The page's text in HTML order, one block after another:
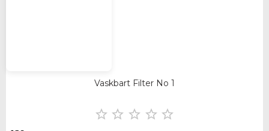
Vaskbart Filter No 1
    